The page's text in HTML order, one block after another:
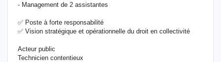
- Management de 2 assistantes
✅ Poste à forte responsabilité
✅ Vision stratégique et opérationnelle du droit en collectivité
Acteur public
Technicien contentieux